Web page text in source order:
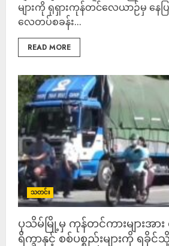
များကို ရုရှားကုန်တင်လေယာဉ်မှ နေ
လေတပ်စခန်း...
READ MORE
သတင်း
ပုသိမ်မြို့မှ ကုန်တင်ကားများအာ
ရိက္ခာနှင့် စစ်ပစ္စည်းများကို ရခိုင်